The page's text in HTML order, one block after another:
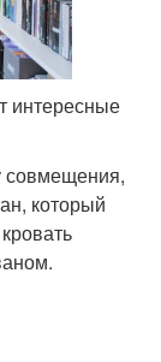
интересные
совмещения,
который